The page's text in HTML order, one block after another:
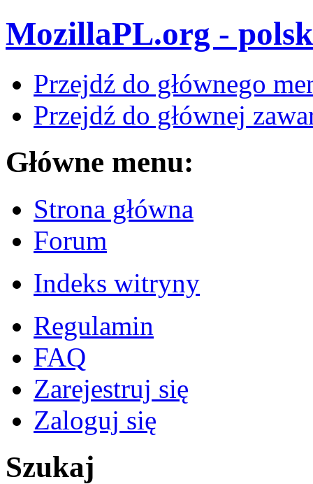
MozillaPL.org -
Przejdź do głównego
Przejdź do głównej
Główne menu:
Strona główna
Forum
Indeks witryny
Regulamin
FAQ
Zarejestruj się
Zaloguj się
Szukaj